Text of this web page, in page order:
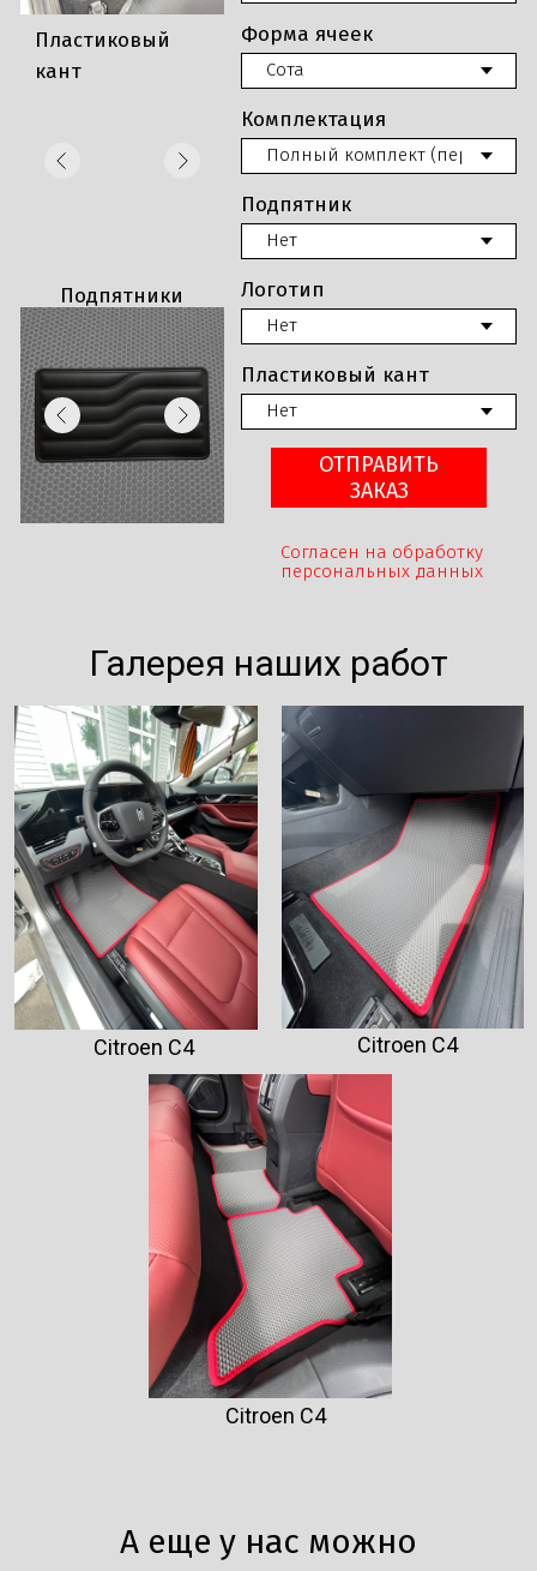
Форма ячеек
Комплектация
Подпятник
Логотип
Пластиковый кант
ОТПРАВИТЬ
ЗАКАЗ
Пластиковый
кант
Подпятники
Галерея наших работ
Citroen C4
Citroen C4
Citroen C4
Согласен на обработку
персональных данных
А еще у нас можно